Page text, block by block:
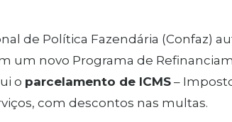
de Política Fazendária (Confaz)
um novo Programa de
o parcelamento de ICMS –
com descontos nas multas.